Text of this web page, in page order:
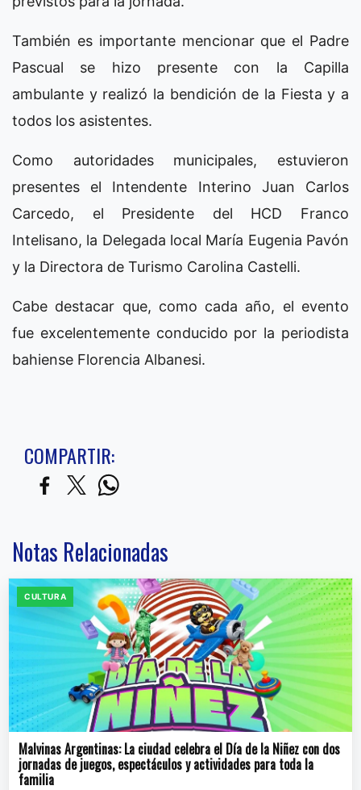
También es importante mencionar que el Padre
Pascual se hizo presente con la Capilla
ambulante y realizó la bendición de la Fiesta y a
todos los asistentes.
Como autoridades municipales, estuvieron
presentes el Intendente Interino Juan Carlos
Carcedo, el Presidente del HCD Franco
Intelisano, la Delegada local María Eugenia Pavón
y la Directora de Turismo Carolina Castelli.
Cabe destacar que, como cada año, el evento
fue excelentemente conducido por la periodista
bahiense Florencia Albanesi.
COMPARTIR:
Notas Relacionadas
CULTURA
Malvinas Argentinas: La ciudad celebra el Día de la Niñez con dos
jornadas de juegos, espectáculos y actividades para toda la
familia